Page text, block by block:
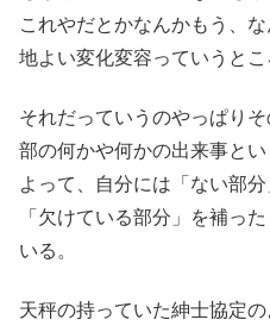
これやだとかなんかもう、
地よい変化変容っていうとこ
それだっていうのやっぱり
部の何かや何かの出来事と
よって、自分には「ない部
「欠けている部分」を補っ
いる。
天秤の持っていた紳士協定